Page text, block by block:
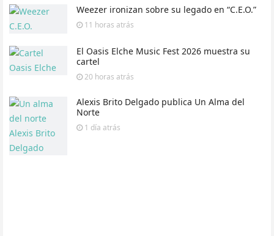
Weezer ironizan sobre su legado en “C.E.O.”
11 horas atrás
El Oasis Elche Music Fest 2026 muestra su
cartel
20 horas atrás
Alexis Brito Delgado publica Un Alma del
Norte
1 día atrás